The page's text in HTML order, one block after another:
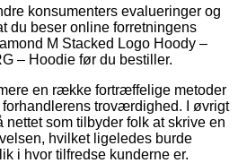
konsumenters evalueringer og
du beser online forretningens
M Stacked Logo Hoody –
– Hoodie før du bestiller.
en række fortræffelige metoder
troværdighed. I øvrigt
nettet som tilbyder folk at skrive en
hvilket ligeledes burde
i hvor tilfredse kunderne er.